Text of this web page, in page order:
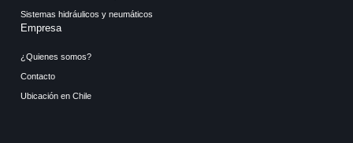
Sistemas hidráulicos y neumáticos
Empresa
¿Quienes somos?
Contacto
Ubicación en Chile